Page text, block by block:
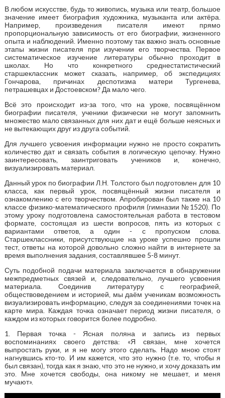
В любом искусстве, будь то живопись, музыка или театр, большое
значение имеет биография художника, музыканта или актёра.
Например, произведения писателя имеют прямо
пропорциональную зависимость от его биографии, жизненного
опыта и наблюдений. Именно поэтому так важно знать основные
этапы жизни писателя при изучении его творчества. Первое
систематическое изучение литературы обычно проходит в
школах. Но что конкретного среднестатистический
старшеклассник может сказать, например, об экспедициях
Гончарова, причинах деспотизма матери Тургенева,
петрашевцах и Достоевском? Да мало чего.
Всё это происходит из-за того, что на уроке, посвящённом
биографии писателя, ученики физически не могут запомнить
множество мало связанных для них дат и ещё больше неясных и
не вытекающих друг из друга событий.
Для лучшего усвоения информации нужно не просто сократить
количество дат и связать события в логическую цепочку. Нужно
заинтересовать, заинтриговать учеников и, конечно,
визуализировать материал.
Данный урок по биографии Л.Н. Толстого был подготовлен для 10
класса, как первый урок, посвящённый жизни писателя и
ознакомлению с его творчеством. Апробирован был также на 10
классе физико-математического профиля (гимназии №1520). По
этому уроку подготовлена самостоятельная работа в тестовом
формате, состоящая из шести вопросов, пять из которых с
вариантами ответов, а один - с пропуском слова.
Старшеклассники, присутствующие на уроке успешно прошли
тест, ответы на которой довольно сложно найти в интернете за
время выполнения задания, составлявшее 5-8 минут.
Суть подобной подачи материала заключается в обнаружении
межпредметных связей и, следовательно, лучшего усвоения
материала. Соединив литературу с географией,
обществоведением и историей, мы даём ученикам возможность
визуализировать информацию, следуя за соединениями точек на
карте мира. Каждая точка означает период жизни писателя, о
каждом из которых говорится более подробно.
1. Первая точка - Ясная поляна и запись из первых
воспоминаниях своего детства: «Я связан, мне хочется
выпростать руки, и я не могу этого сделать. Надо мною стоят
нагнувшись кто-то. И им кажется, что это нужно (т.е. то, чтобы я
был связан), тогда как я знаю, что это не нужно, и хочу доказать им
это. Мне хочется свободы, она никому не мешает, и меня
мучают».